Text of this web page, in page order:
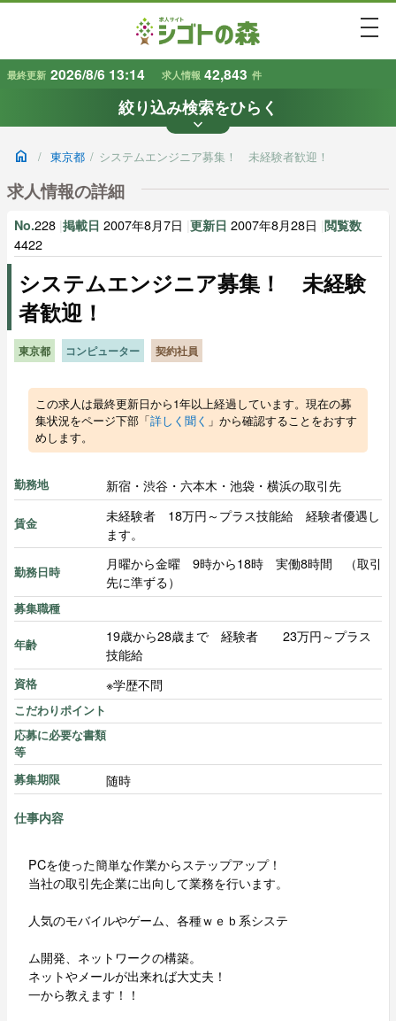
最終更新 2026/8/6 13:14 求人情報 42,843 件
絞り込み検索をひらく
keyboard_arrow_down
条件から探す
地域 業種
雇用形態 賃金
キーワード
home / 東京都 / システムエンジニア募集！ 未経験者歓迎！
求人情報の詳細
No.228 掲載日 2007年8月7日 更新日 2007年8月28日 閲覧数
4422
システムエンジニア募集！ 未経験
者歓迎！
東京都 コンピューター 契約社員
この求人は最終更新日から1年以上経過しています。現在の募
集状況をページ下部「詳しく聞く 」から確認することをおすす
めします。
勤務地 新宿・渋谷・六本木・池袋・横浜の取引先
賃金
未経験者 18万円～プラス技能給 経験者優遇し
ます。
勤務日時
月曜から金曜 9時から18時 実働8時間 （取引
先に準ずる）
募集職種
年齢
19歳から28歳まで 経験者 23万円～プラス
技能給
資格 ※学歴不問
こだわりポイント
応募に必要な書類
等
募集期限
随時
仕事内容
PCを使った簡単な作業からステップアップ！
当社の取引先企業に出向して業務を行います。
人気のモバイルやゲーム、各種ｗｅｂ系システ
ム開発、ネットワークの構築。
ネットやメールが出来れば大丈夫！
一から教えます！！